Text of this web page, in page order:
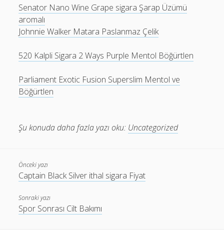
Senator Nano Wine Grape sigara Şarap Üzümü
aromalı
Johnnie Walker Matara Paslanmaz Çelik
520 Kalpli Sigara 2 Ways Purple Mentol Böğürtlen
Parliament Exotic Fusion Superslim Mentol ve
Böğürtlen
Şu konuda daha fazla yazı oku: Uncategorized
Önceki yazı
Captain Black Silver ithal sigara Fiyat
Sonraki yazı
Spor Sonrası Cilt Bakımı